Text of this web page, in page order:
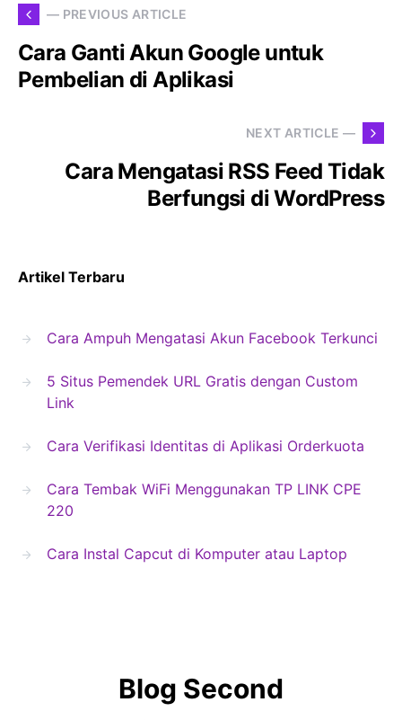
— PREVIOUS ARTICLE
Cara Ganti Akun Google untuk
Pembelian di Aplikasi
NEXT ARTICLE —
Cara Mengatasi RSS Feed Tidak
Berfungsi di WordPress
Artikel Terbaru
Cara Ampuh Mengatasi Akun Facebook Terkunci
5 Situs Pemendek URL Gratis dengan Custom
Link
Cara Verifikasi Identitas di Aplikasi Orderkuota
Cara Tembak WiFi Menggunakan TP LINK CPE
220
Cara Instal Capcut di Komputer atau Laptop
Blog Second